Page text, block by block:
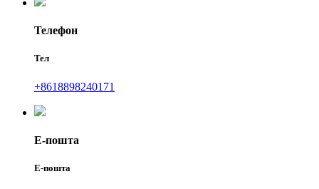
Телефон
Тел
+8618898240171
Е-пошта
Е-пошта